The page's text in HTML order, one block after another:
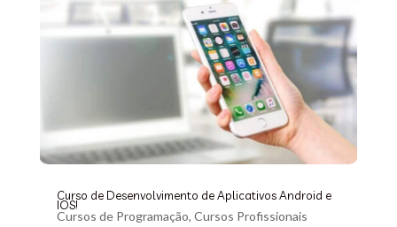
Curso de Desenvolvimento de Aplicativos Android e
IOS!
Cursos de Programação, Cursos Profissionais